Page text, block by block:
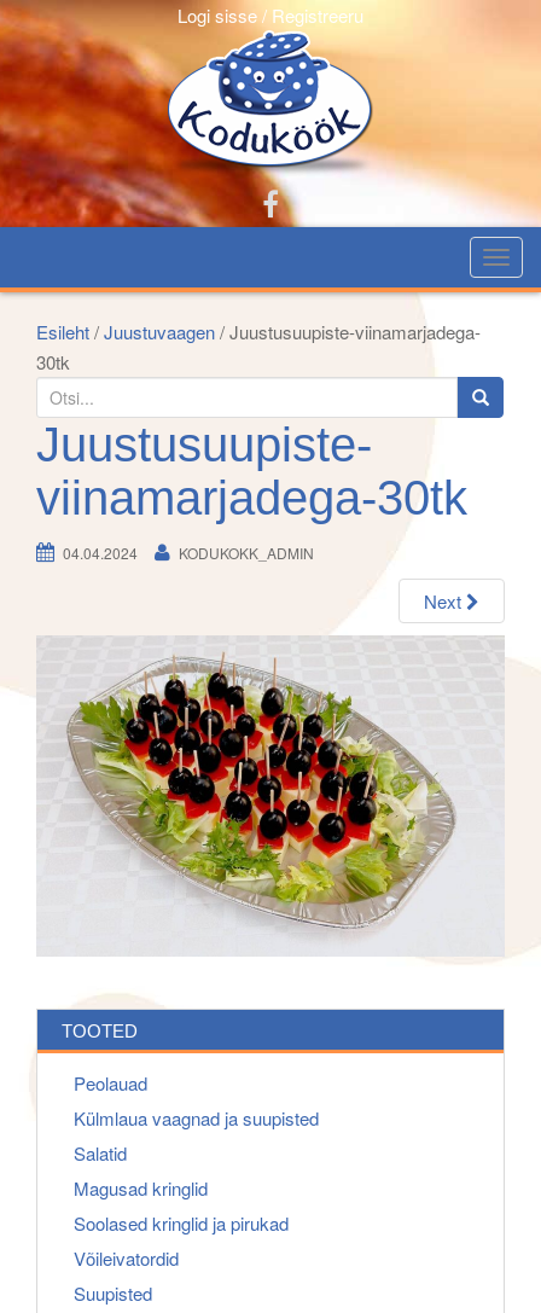
Logi sisse / Registreeru
T
o
l
e
t
Esileht/Juustuvaagen/ Juustusuupiste-viinamarjadega-
30tk
e
a
c
h
f
r
Juustusuupiste-
viinamarjadega-30tk
04.04.2024 KODUKOKK_ADMIN
Next
TOOTED
Peolauad
Külmlaua vaagnad ja suupisted
Salatid
Magusad kringlid
Soolased kringlid ja pirukad
Võileivatordid
Suupisted